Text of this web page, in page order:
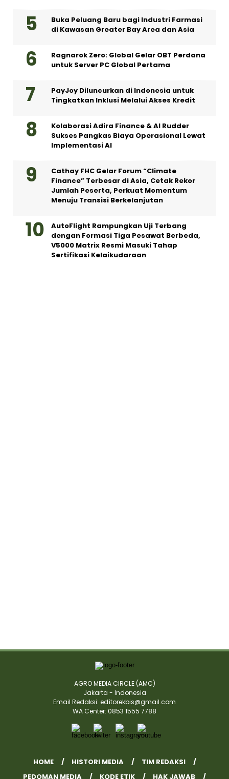
Buka Peluang Baru bagi Industri Farmasi
di Kawasan Greater Bay Area dan Asia
Ragnarok Zero: Global Gelar OBT Perdana
untuk Server PC Global Pertama
PayJoy Diluncurkan di Indonesia untuk
Tingkatkan Inklusi Melalui Akses Kredit
Kolaborasi Adira Finance & AI Rudder
Sukses Pangkas Biaya Operasional Lewat
Implementasi AI
Cathay FHC Gelar Forum “Climate
Finance” Terbesar di Asia, Cetak Rekor
Jumlah Peserta, Perkuat Momentum
Menuju Transisi Berkelanjutan
AutoFlight Rampungkan Uji Terbang
dengan Formasi Tiga Pesawat Berbeda,
V5000 Matrix Resmi Masuki Tahap
Sertifikasi Kelaikudaraan
AGRO MEDIA CIRCLE (AMC)
Jakarta - Indonesia
Email Redaksi: edìtorekbis@gmail.com
WA Center: 0853 1555 7788
HOME HISTORI MEDIA
TIM REDAKSI
PEDOMAN MEDIA
KODE ETIK HAK JAWAB